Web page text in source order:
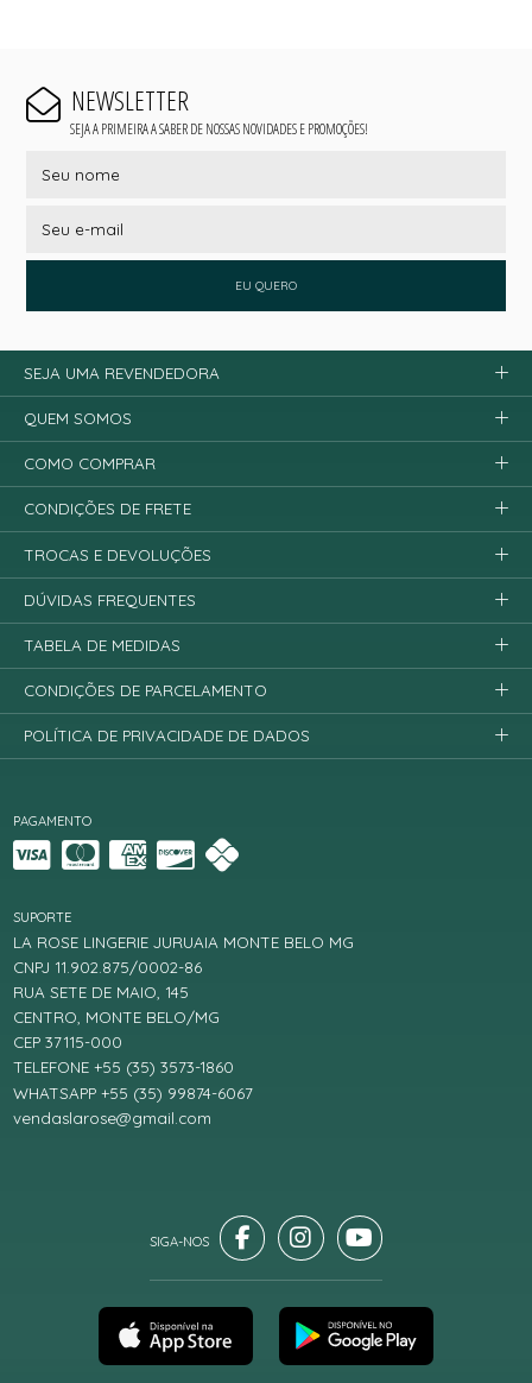
NEWSLETTER
SEJA A PRIMEIRA A SABER DE NOSSAS NOVIDADES E PROMOÇÕES!
EU QUERO
PAGAMENTO
SUPORTE
LA ROSE LINGERIE JURUAIA MONTE BELO MG
CNPJ 11.902.875/0002-86
RUA SETE DE MAIO, 145
CENTRO, MONTE BELO/MG
CEP 37115-000
TELEFONE +55 (35) 3573-1860
WHATSAPP +55 (35) 99874-6067
vendaslarose@gmail.com
SEJA UMA REVENDEDORA
QUEM SOMOS
COMO COMPRAR
CONDIÇÕES DE FRETE
TROCAS E DEVOLUÇÕES
DÚVIDAS FREQUENTES
TABELA DE MEDIDAS
CONDIÇÕES DE PARCELAMENTO
POLÍTICA DE PRIVACIDADE DE DADOS